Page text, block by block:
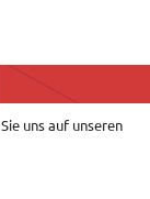
uns auf unseren